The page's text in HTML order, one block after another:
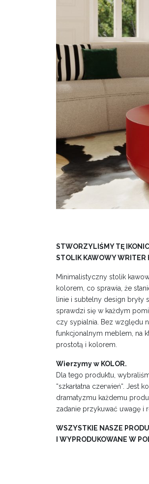
STWORZYLIŚMY TĘ
STOLIK KAWOWY WRITER
Minimalistyczny stolik
kolorem, co sprawia, że
linie i subtelny design
sprawdzi się w każdym
czy sypialnia. Bez względu
funkcjonalnym meblem, na
prostotą i kolorem.
Wierzymy w KOLOR.
Dla tego produktu,
“szkarłatna czerwień“. Jest
dramatyzmu każdemu
zadanie przykuwać uwagę i
WSZYSTKIE NASZE
I WYPRODUKOWANE W